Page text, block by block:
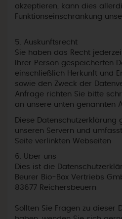
akzeptieren, kann dies
Funktionseinschränkung
5. Auskunftsrecht
Sie haben das Recht
Ihrer Person gespeicherten
einschließlich Herkunft und
sowie den Zweck der
Anfrage richten Sie bitte
an unsere unten genannten
Diese Datenschutzerklärung
unseren Servern und
Seite verlinkten Webseiten
6. Über uns
Dies ist die
Beurer Bio-Box Vertriebs
83677 Reichersbeuern
Sollten Sie Fragen zu dieser